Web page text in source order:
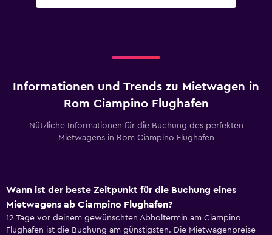
Informationen und Trends zu Mietwagen in
Rom Ciampino Flughafen
Nützliche Informationen für die Buchung des perfekten
Mietwagens in Rom Ciampino Flughafen
Wann ist der beste Zeitpunkt für die Buchung eines
Mietwagens ab Ciampino Flughafen?
12 Tage vor deinem gewünschten Abholtermin am Ciampino
Flughafen ist die Buchung am günstigsten. Die Mietwagenpreise